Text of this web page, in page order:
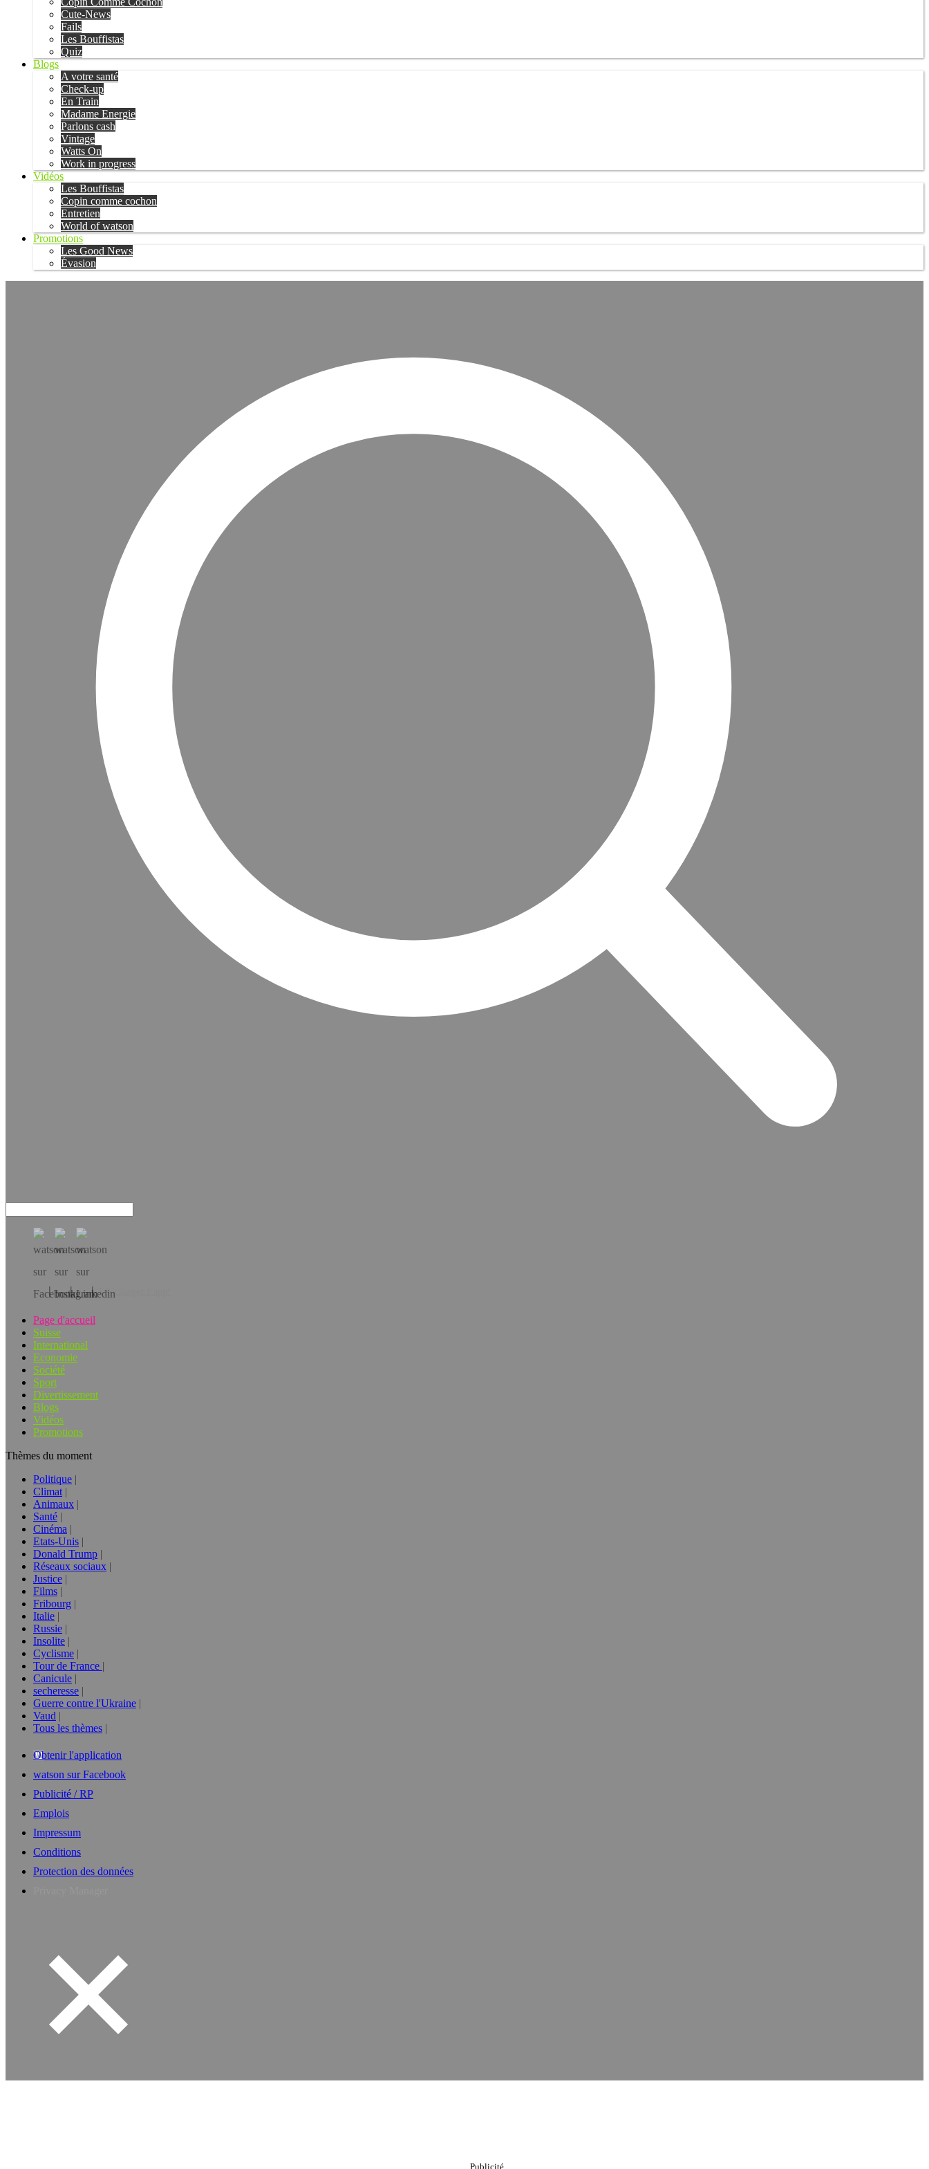
Cute-News
Fails
Les Bouffistas
Quiz
Blogs
A votre santé
Check-up
En Train
Madame Energie
Parlons cash
Vintage
Watts On
Work in progress
Vidéos
Les Bouffistas
Copin comme cochon
Entretien
World of watson
Promotions
Les Good News
Évasion
Téléchargez l’app!
Page d'accueil
Suisse
International
Economie
Société
Sport
Divertissement
Blogs
Vidéos
Promotions
Thèmes du moment
Politique
Climat
Animaux
Santé
Cinéma
Etats-Unis
Donald Trump
Réseaux sociaux
Justice
Films
Fribourg
Italie
Russie
Insolite
Cyclisme
Tour de France
Canicule
secheresse
Guerre contre l'Ukraine
Vaud
Tous les thèmes
Obtenir l'application
watson sur Facebook
Publicité / RP
Emplois
Impressum
Conditions
Protection des données